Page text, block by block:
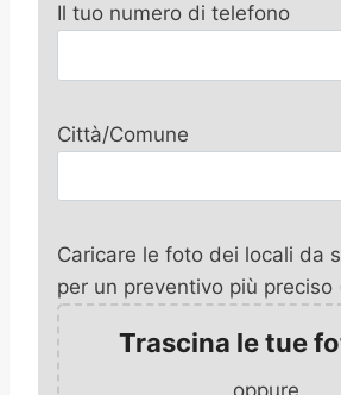
Il tuo numero di telefono
Città/Comune
Caricare le foto dei locali da
per un preventivo più preciso
Trascina le tue